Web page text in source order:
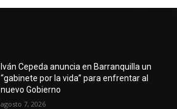
Iván Cepeda anuncia en Barranquilla un
“gabinete por la vida” para enfrentar al
nuevo Gobierno
agosto 7, 2026